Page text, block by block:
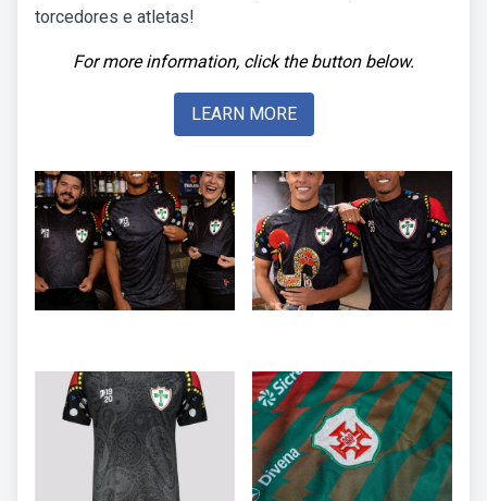
torcedores e atletas!
For more information, click the button below.
LEARN MORE